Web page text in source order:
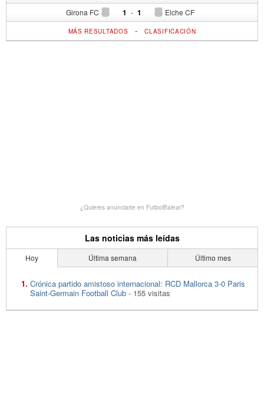
Girona FC 1 - Elche CF
1
MÁS RESULTADOS -CLASIFICACIÓN
¿Quieres anunciarte en FutbolBalear?
Las noticias más leídas
Hoy Última semana Último mes
Crónica partido amistoso internacional: RCD Mallorca 3-0 Paris
Saint-Germain Football Club - 155 visitas